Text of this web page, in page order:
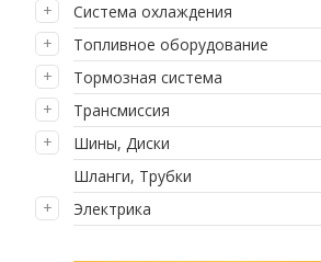
Система охлаждения
Топливное оборудование
Тормозная система
Трансмиссия
Шины, Диски
Шланги, Трубки
Электрика